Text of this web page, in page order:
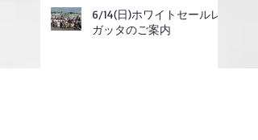
6/14(日)ホワイトセールレ
ガッタのご案内